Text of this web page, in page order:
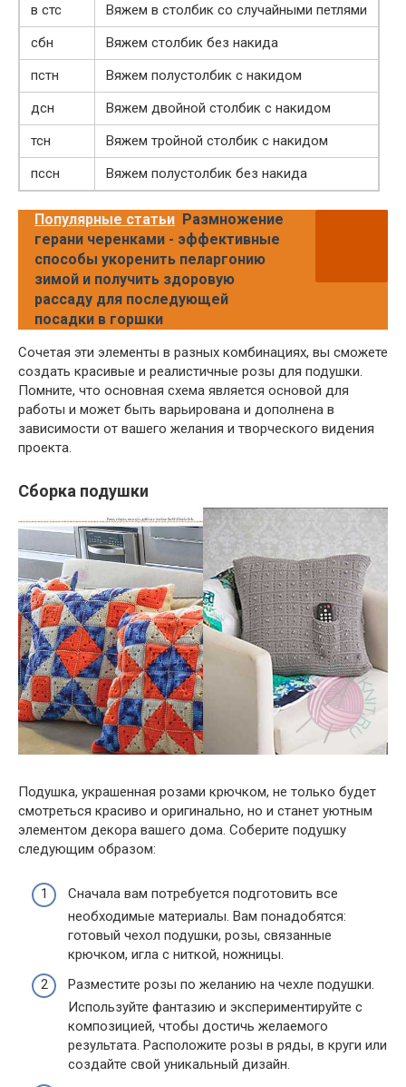
в стс
Вяжем в столбик со случайными петлями
сбн
Вяжем столбик без накида
пстн
Вяжем полустолбик с накидом
дсн
Вяжем двойной столбик с накидом
тсн
Вяжем тройной столбик с накидом
пссн
Вяжем полустолбик без накида
Популярные статьи Размножение
герани черенками - эффективные
способы укоренить пеларгонию
зимой и получить здоровую
рассаду для последующей
посадки в горшки
Сочетая эти элементы в разных комбинациях, вы сможете
создать красивые и реалистичные розы для подушки.
Помните, что основная схема является основой для
работы и может быть варьирована и дополнена в
зависимости от вашего желания и творческого видения
проекта.
Сборка подушки
Подушка, украшенная розами крючком, не только будет
смотреться красиво и оригинально, но и станет уютным
элементом декора вашего дома. Соберите подушку
следующим образом:
Сначала вам потребуется подготовить все
необходимые материалы. Вам понадобятся:
готовый чехол подушки, розы, связанные
крючком, игла с ниткой, ножницы.
Разместите розы по желанию на чехле подушки.
Используйте фантазию и экспериментируйте с
композицией, чтобы достичь желаемого
результата. Расположите розы в ряды, в круги или
создайте свой уникальный дизайн.